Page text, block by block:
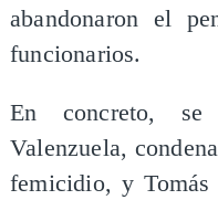
abandonaron el
funcionarios.
En concreto,
Valenzuela,
femicidio, y Tomás